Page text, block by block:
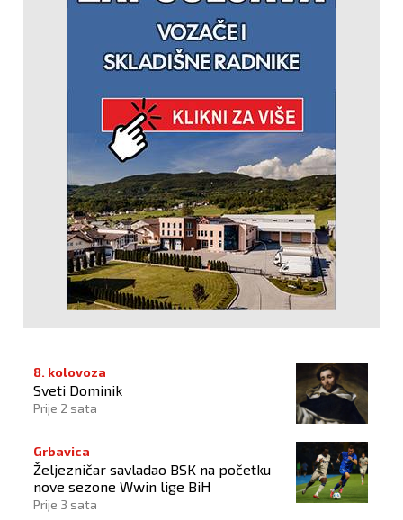
8. kolovoza
Sveti Dominik
Prije 2 sata
Grbavica
Željezničar savladao BSK na početku
nove sezone Wwin lige BiH
Prije 3 sata